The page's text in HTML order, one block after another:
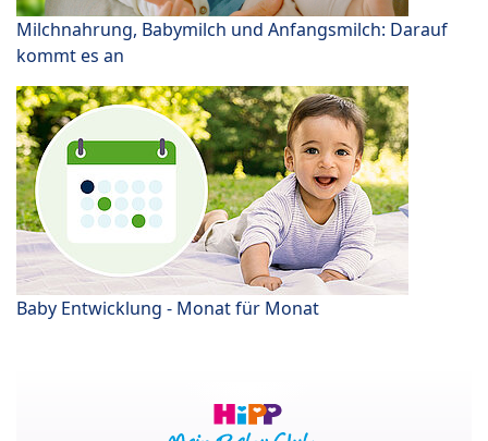
Milchnahrung, Babymilch und Anfangsmilch: Darauf
kommt es an
Baby Entwicklung - Monat für Monat